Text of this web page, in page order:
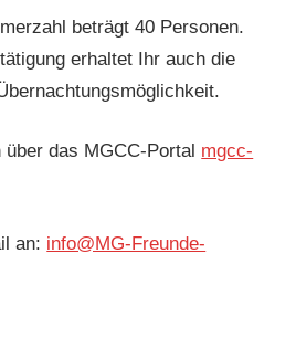
beträgt 40 Personen.
erhaltet Ihr auch die
das MGCC-Portal mgcc-
an: info@MG-Freunde-